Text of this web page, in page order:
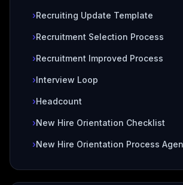
›Recruiting Update Template
›Recruitment Selection Process
›Recruitment Improved Process
›Interview Loop
›Headcount
›New Hire Orientation Checklist
›New Hire Orientation Process